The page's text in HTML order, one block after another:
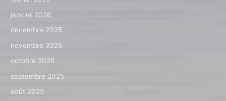
janvier 2026
décembre 2025
novembre 2025
octobre 2025
septembre 2025
août 2025